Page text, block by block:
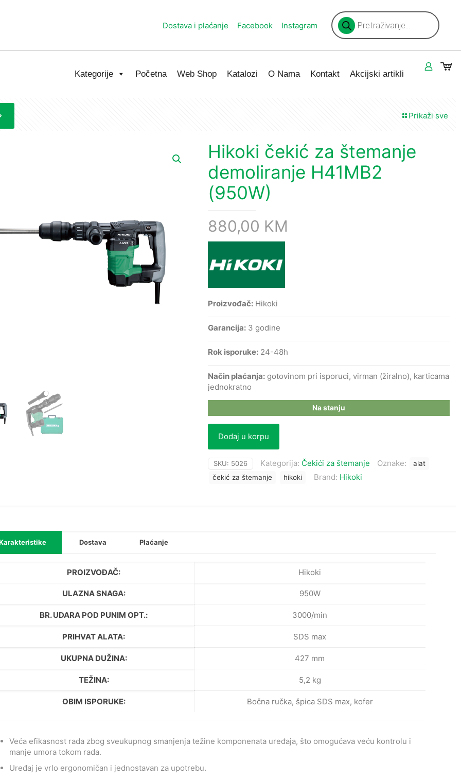
Dostava i plaćanje Facebook Instagram
Products
search
Kategorije Početna Web Shop Katalozi O Nama Kontakt Akcijski artikli
Prikaži sve
Hikoki čekić za štemanje
demoliranje H41MB2
(950W)
880,00 KM
Proizvođač: Hikoki
Garancija: 3 godine
Rok isporuke: 24-48h
Način plaćanja: gotovinom pri isporuci, virman (žiralno), karticama
jednokratno
Na stanju
Dodaj u korpu
SKU: 5026 Kategorija: Čekići za štemanje Oznake:
alat
čekić za štemanje
hikoki Brand: Hikoki
Dostava Plaćanje
PROIZVOĐAČ: Hikoki
ULAZNA SNAGA: 950W
BR. UDARA POD PUNIM OPT.: 3000/min
PRIHVAT ALATA: SDS max
UKUPNA DUŽINA: 427 mm
TEŽINA: 5,2 kg
OBIM ISPORUKE: Bočna ručka, špica SDS max, kofer
Veća efikasnost rada zbog sveukupnog smanjenja težine komponenata uređaja, što omogućava veću kontrolu i
manje umora tokom rada.
Uređaj je vrlo ergonomičan i jednostavan za upotrebu.